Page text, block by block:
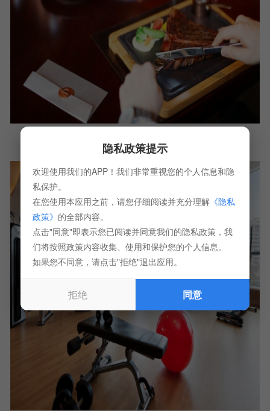
隐私政策提示
欢迎使用我们的APP！我们非常重视您的个人信息和隐
私保护。
在您使用本应用之前，请您仔细阅读并充分理解《隐私
政策》 的全部内容。
点击"同意"即表示您已阅读并同意我们的隐私政策，我
们将按照政策内容收集、使用和保护您的个人信息。
如果您不同意，请点击"拒绝"退出应用。
拒绝 同意